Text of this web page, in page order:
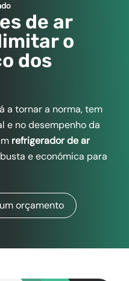
de ar
o
dos
a tornar a norma, tem
e no desempenho da
refrigerador de ar
e económica para
orçamento